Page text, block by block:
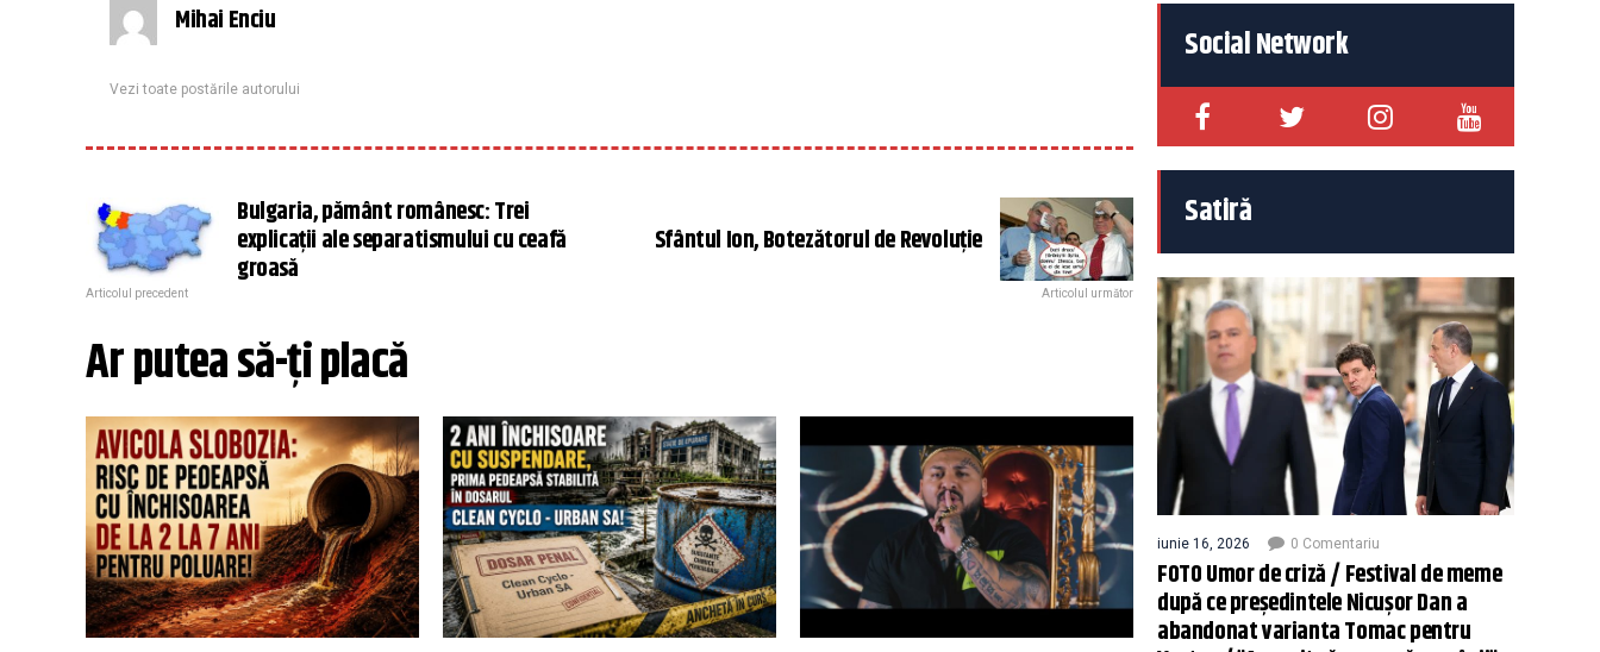
Mihai Enciu
Vezi toate postările autorului
Bulgaria, pământ românesc: Trei
explicații ale separatismului cu ceafă
groasă
Articolul precedent
Sfântul Ion, Botezătorul de Revoluție
Articolul următor
Ar putea să-ți placă
Social Network
Satiră
iunie 16, 2026 0 Comentariu
FOTO Umor de criză / Festival de meme
după ce președintele Nicușor Dan a
abandonat varianta Tomac pentru